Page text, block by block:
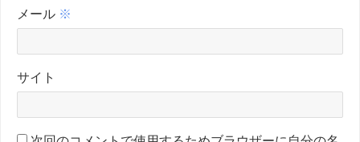
メール ※
サイト